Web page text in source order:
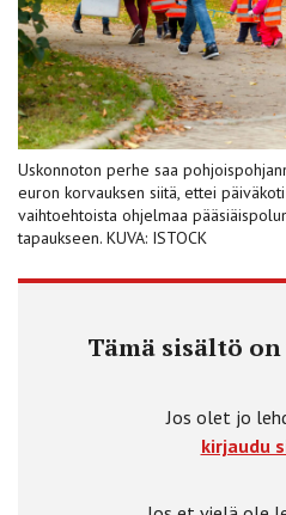
Uskonnoton perhe saa
euron korvauksen siitä, ettei
vaihtoehtoista ohjelmaa
tapaukseen. KUVA: ISTOCK
Tämä sisältö
Jos olet jo
kirjaudu